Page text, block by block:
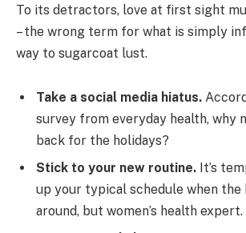
To its detractors, love at first sight
– the wrong term for what is simply
way to sugarcoat lust.
Take a social media hiatus.
survey from everyday health, why
back for the holidays?
Stick to your new routine. It’s
up your typical schedule when the
around, but women’s health expert.